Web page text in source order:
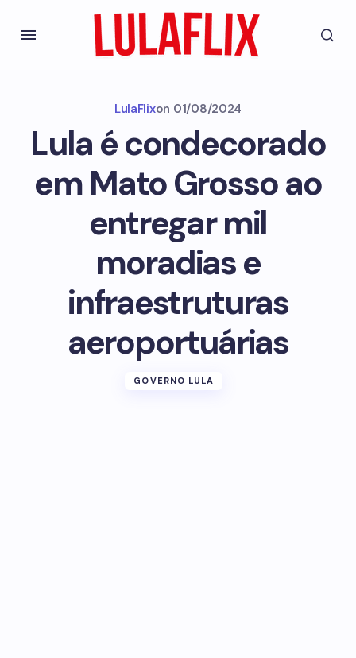
LulaFlixon 01/08/2024
Lula é condecorado
em Mato Grosso ao
entregar mil
moradias e
infraestruturas
aeroportuárias
GOVERNO LULA